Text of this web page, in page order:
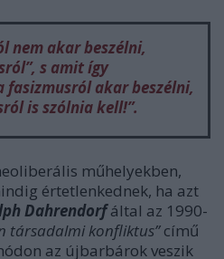
nem akar beszélni,
s amit így
akar beszélni,
is szólnia kell!”.
műhelyekben,
értetlenkednek, ha azt
Dahrendorfáltal az 1990-
társadalmi konfliktus”című
az újbarbárok veszik